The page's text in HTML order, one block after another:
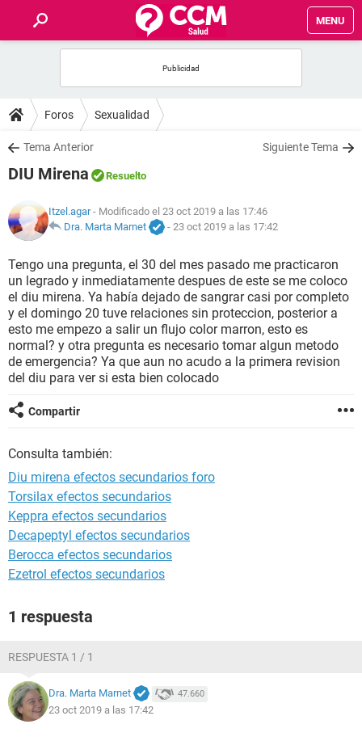
MENU
FOROS
SALUD
NUTRICIÓN
BIENESTAR
SEXUALIDAD
GLOSARIO
Foros Sexualidad
Tema Anterior Siguiente Tema
DIU Mirena Resuelto
Itzel.agar- Modificado el 23 oct 2019 a las 17:46
Dra. Marta Marnet
- 23 oct 2019 a las 17:42
Tengo una pregunta, el 30 del mes pasado me practicaron
un legrado y inmediatamente despues de este se me coloco
el diu mirena. Ya había dejado de sangrar casi por completo
y el domingo 20 tuve relaciones sin proteccion, posterior a
esto me empezo a salir un flujo color marron, esto es
normal? y otra pregunta es necesario tomar algun metodo
de emergencia? Ya que aun no acudo a la primera revision
del diu para ver si esta bien colocado
Compartir
Consulta también:
Diu mirena efectos secundarios foro
Torsilax efectos secundarios
Keppra efectos secundarios
Decapeptyl efectos secundarios
Berocca efectos secundarios
Ezetrol efectos secundarios
1 respuesta
RESPUESTA 1 / 1
Dra. Marta Marnet 47.660
23 oct 2019 a las 17:42